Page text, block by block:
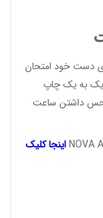
دست خود امتحان
یک به یک چاپ
حس داشتن ساعت
اینجا کلیک